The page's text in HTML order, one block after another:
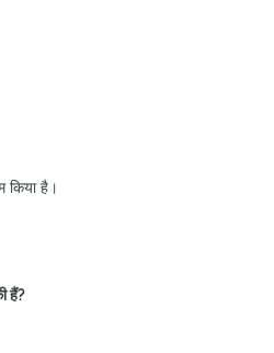
किया है।
हैं?